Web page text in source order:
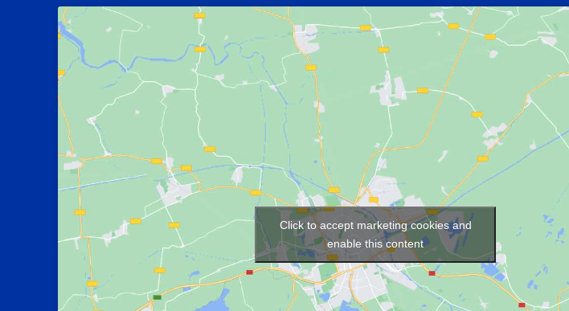
Click to accept marketing cookies and
enable this content